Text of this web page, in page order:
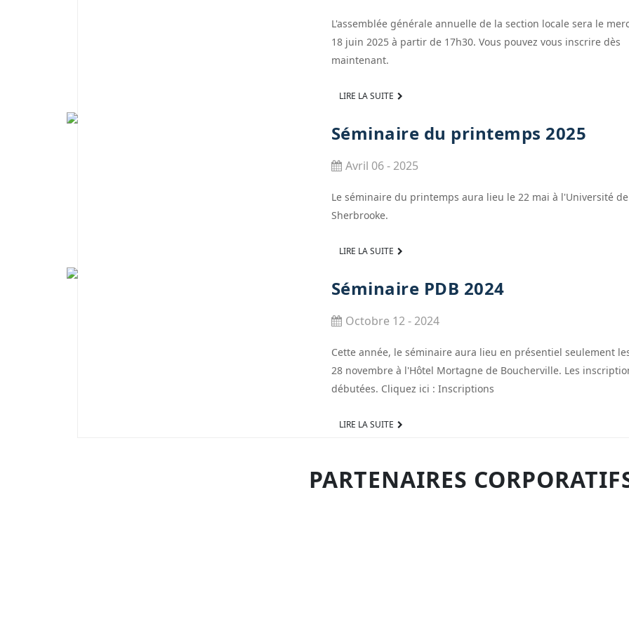
L'assemblée générale annuelle de la section locale sera le
18 juin 2025 à partir de 17h30. Vous pouvez vous inscrire dès
maintenant.
LIRE LA SUITE
Séminaire du printemps 2025
Avril 06 - 2025
Le séminaire du printemps aura lieu le 22 mai à l'Université de
Sherbrooke.
LIRE LA SUITE
Séminaire PDB 2024
Octobre 12 - 2024
Cette année, le séminaire aura lieu en présentiel seulement
28 novembre à l'Hôtel Mortagne de Boucherville. Les
débutées. Cliquez ici : Inscriptions
LIRE LA SUITE
PARTENAIRES